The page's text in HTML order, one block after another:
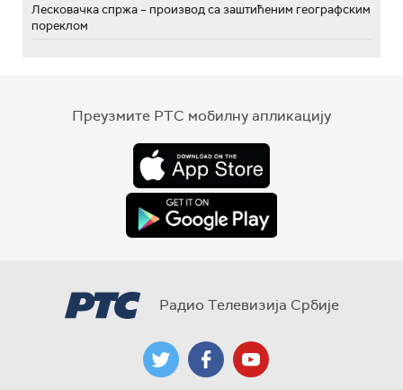
Лесковачка спржа – производ са заштићеним географским
пореклом
Преузмите РТС мобилну апликацију
Радио Телевизија Србије